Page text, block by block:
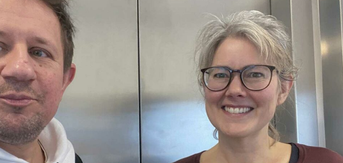
Anmäl till språkpolisen
Föreslå nyord
Annonsera
Prenumerera
Läs Språktidningen digitalt